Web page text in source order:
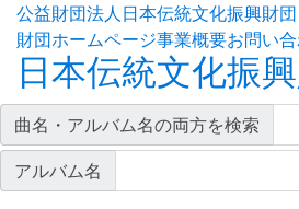
公益財団法人日本伝統文化振興財団
財団ホームページ事業概要お問い
日本伝統文化振
曲名・アルバム名の両方を検索
アルバム名